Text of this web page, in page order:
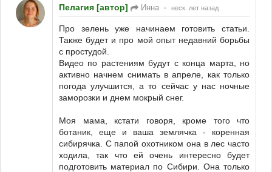
Пелагия [автор] Инна • неск. лет назад
Про зелень уже начинаем готовить статьи.
Также будет и про мой опыт недавний борьбы
с простудой.
Видео по растениям будут с конца марта, но
активно начнем снимать в апреле, как только
погода улучшится, а то сейчас у нас ночные
заморозки и днем мокрый снег.
Моя мама, кстати говоря, кроме того что
ботаник, еще и ваша землячка - коренная
сибирячка. С папой охотником она в лес часто
ходила, так что ей очень интересно будет
подготовить материал по Сибири. Она только